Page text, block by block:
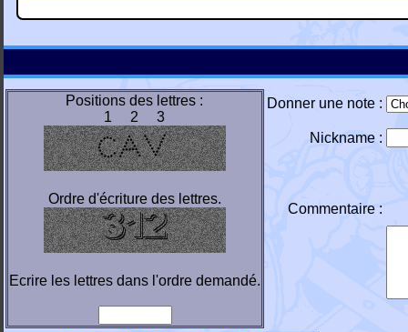
Positions des lettres :
1 2 3
Ordre d'écriture des lettres.
Ecrire les lettres dans l'ordre demandé.
Donner une note :
Nickname :
Commentaire :